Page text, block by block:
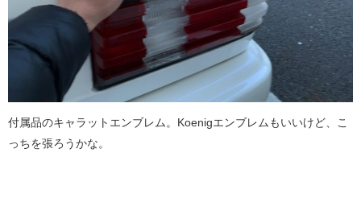
付属品のキャラットエンブレム。Koenigエンブレムもいいけど、こ
っちを張ろうかな。